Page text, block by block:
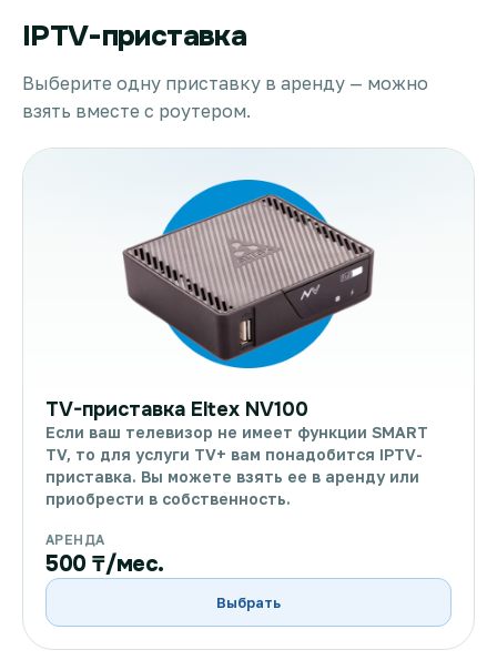
IPTV-приставка
Выберите одну приставку в аренду — можно
взять вместе с роутером.
TV-приставка Eltex NV100
Если ваш телевизор не имеет функции SMART
TV, то для услуги TV+ вам понадобится IPTV-
приставка. Вы можете взять ее в аренду или
приобрести в собственность.
АРЕНДА
500 ₸/мес.
Выбрать